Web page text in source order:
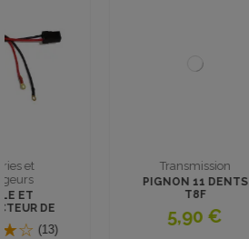
PIGNON 11 DENTS